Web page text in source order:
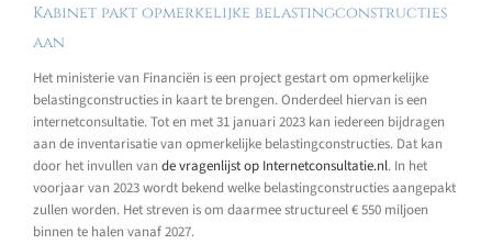
Kabinet pakt opmerkelijke belastingconstructies
aan
Het ministerie van Financiën is een project gestart om opmerkelijke
belastingconstructies in kaart te brengen. Onderdeel hiervan is een
internetconsultatie. Tot en met 31 januari 2023 kan iedereen bijdragen
aan de inventarisatie van opmerkelijke belastingconstructies. Dat kan
door het invullen van de vragenlijst op Internetconsultatie.nl. In het
voorjaar van 2023 wordt bekend welke belastingconstructies aangepakt
zullen worden. Het streven is om daarmee structureel € 550 miljoen
binnen te halen vanaf 2027.